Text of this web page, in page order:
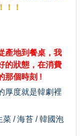
！！
產地到餐桌，我
的狀態，在消費
那個時刻 !
厚度就是韓劇裡
/ 海苔 / 韓國泡